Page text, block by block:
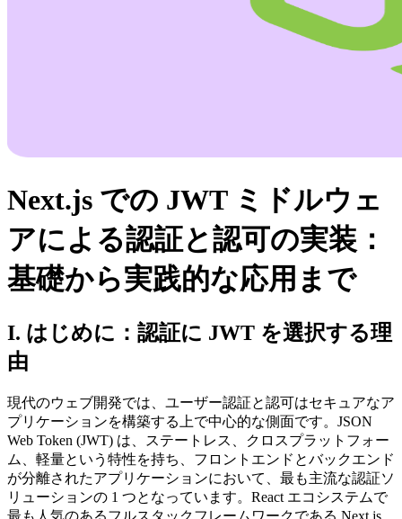
Next.js での JWT ミドルウェ
アによる認証と認可の実装：
基礎から実践的な応用まで
I. はじめに：認証に JWT を選択する理
由
現代のウェブ開発では、ユーザー認証と認可はセキュアなア
プリケーションを構築する上で中心的な側面です。JSON
Web Token (JWT) は、ステートレス、クロスプラットフォー
ム、軽量という特性を持ち、フロントエンドとバックエンド
が分離されたアプリケーションにおいて、最も主流な認証ソ
リューションの 1 つとなっています。React エコシステムで
最も人気のあるフルスタックフレームワークである Next.js